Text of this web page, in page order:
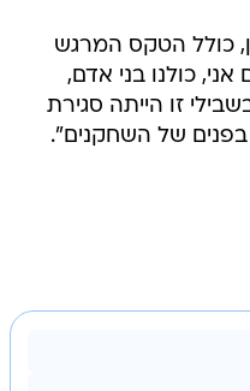
כולל הטקס המרגש
כולנו בני אדם,
זו הייתה סגירת
של השחקנים".